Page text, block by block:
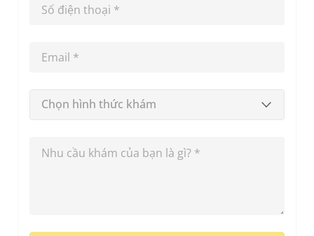
Chọn hình thức khám